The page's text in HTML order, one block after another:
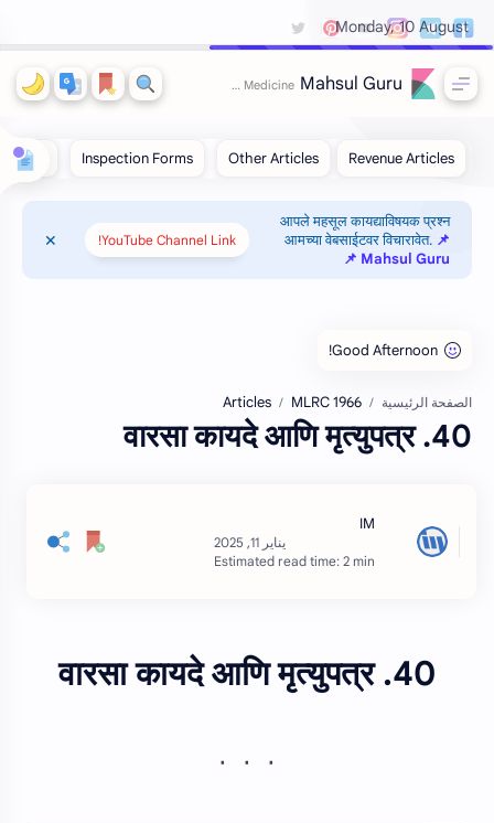
Monday, 10 August
Mahsul Guru
आपले महसूल कायद्याविषयक प्रश्न
आमच्या वेबसाईटवर विचारावेत. 📌
Mahsul Guru 📌
YouTube Channel Link!
الصفحة الرئيسية Articles MLRC 1966
40. वारसा कायदे आणि मृत्युपत्र
Estimated read time: 2 min
40. वारसा कायदे आणि मृत्युपत्र